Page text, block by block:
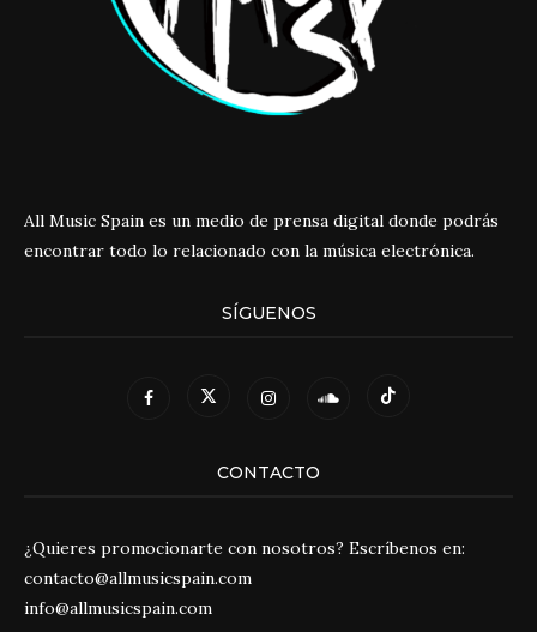
All Music Spain es un medio de prensa digital donde podrás
encontrar todo lo relacionado con la música electrónica.
SÍGUENOS
CONTACTO
¿Quieres promocionarte con nosotros? Escríbenos en:
contacto@allmusicspain.com
info@allmusicspain.com